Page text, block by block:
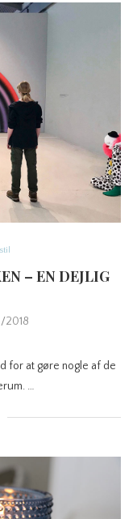
– EN DEJLIG
for at gøre nogle af de
…